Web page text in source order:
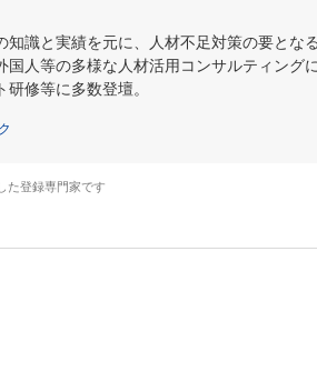
知識と実績を元に、人材不足対策の要とな
国人等の多様な人材活用コンサルティング
修等に多数登壇。
た登録専門家です